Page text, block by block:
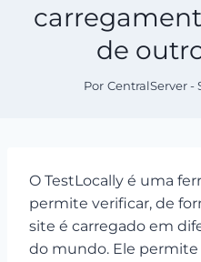
de
Por CentralServer -
O TestLocally é uma
permite verificar, de
site é carregado em
do mundo. Ele permite